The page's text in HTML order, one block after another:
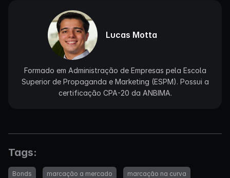
Lucas Motta
Formado em Administração de Empresas pela Escola
Superior de Propaganda e Marketing (ESPM). Possui a
certificação CPA-20 da ANBIMA.
Tags:
Bonds marcação a mercado marcação na curva